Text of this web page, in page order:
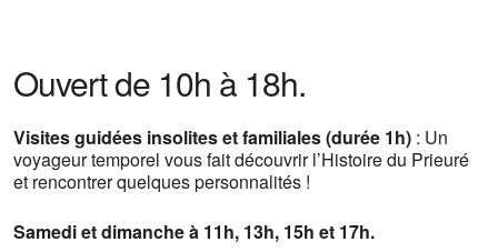
Ouvert de 10h à 18h.
Visites guidées insolites et familiales (durée 1h) : Un
voyageur temporel vous fait découvrir l’Histoire du Prieuré
et rencontrer quelques personnalités !
Samedi et dimanche à 11h, 13h, 15h et 17h.